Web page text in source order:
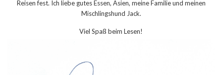
Reisen fest. Ich liebe gutes Essen, Asien, meine Familie und meinen
Mischlingshund Jack.
Viel Spaß beim Lesen!